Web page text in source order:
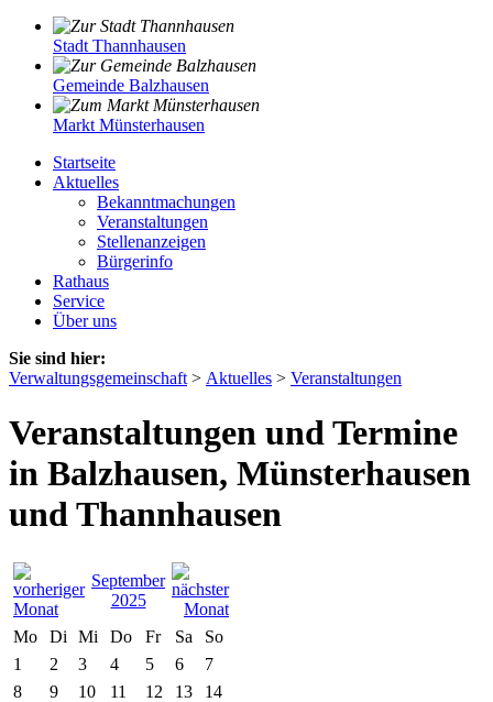
Stadt Thannhausen
Gemeinde Balzhausen
Markt Münsterhausen
Startseite
Aktuelles
Bekanntmachungen
Veranstaltungen
Stellenanzeigen
Bürgerinfo
Rathaus
Service
Über uns
Sie sind hier:
Verwaltungsgemeinschaft > Aktuelles > Veranstaltungen
Veranstaltungen und Termine
in Balzhausen, Münsterhausen
und Thannhausen
September
2025
Mo
Di Mi Do Fr Sa
So
1
2 3 4 5 6
7
8
9 10 11 12 13
14